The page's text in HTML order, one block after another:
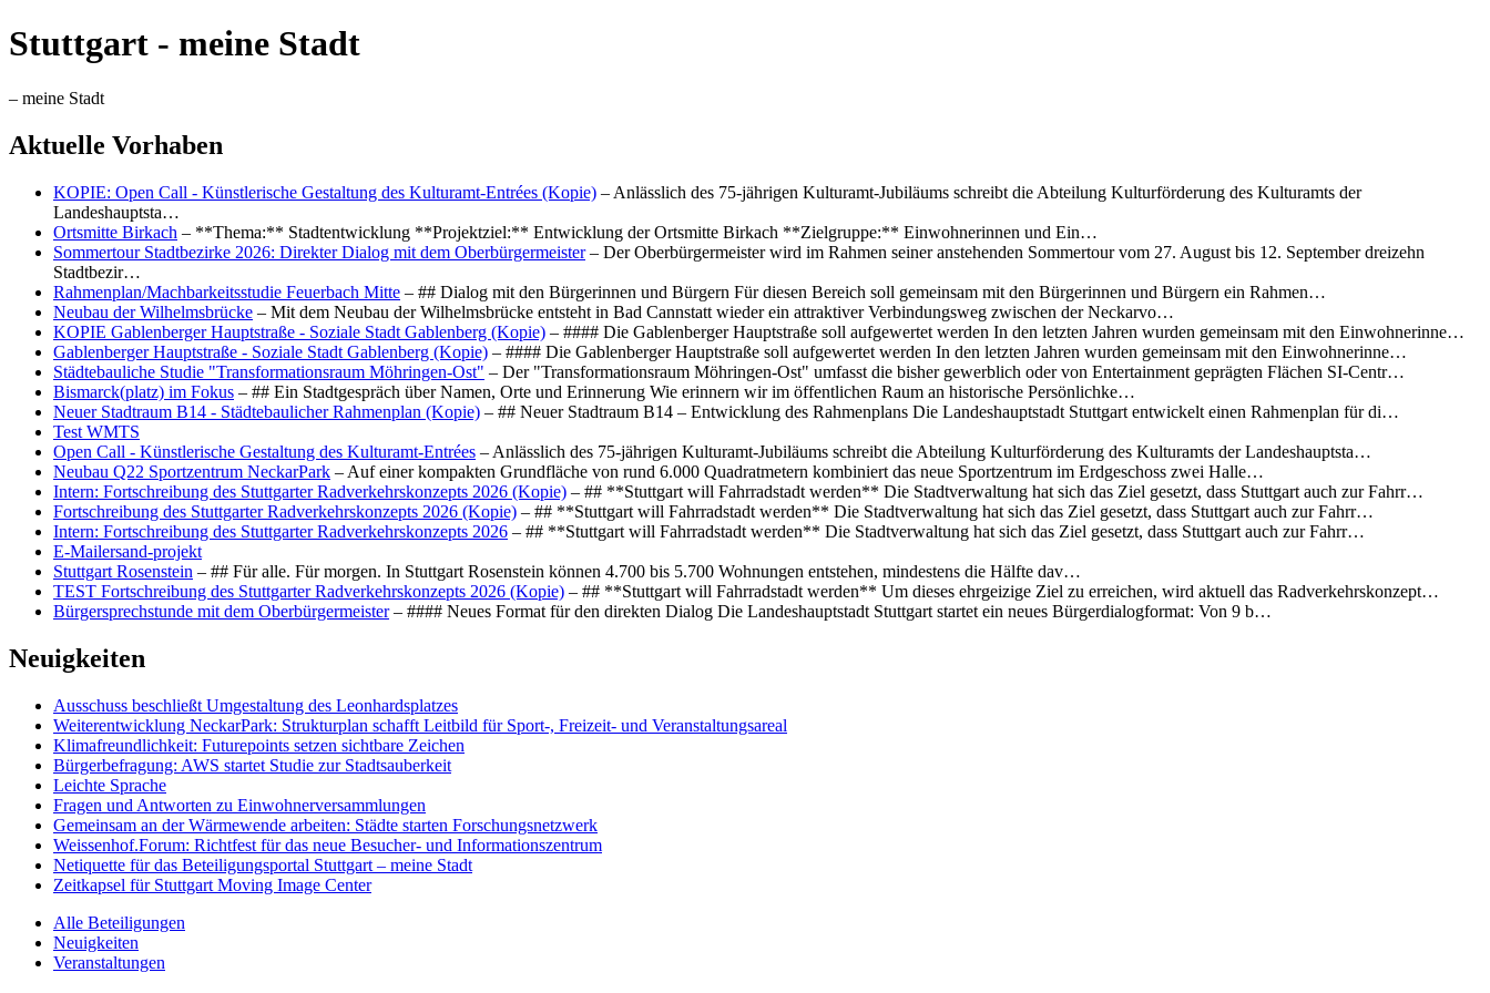
Stuttgart - meine Stadt
– meine Stadt
Aktuelle Vorhaben
KOPIE: Open Call - Künstlerische Gestaltung des Kulturamt-Entrées (Kopie) – Anlässlich des 75-jährigen Kulturamt-Jubiläums schreibt die Abteilung Kulturförderung des Kulturamts der
Landeshauptsta…
Ortsmitte Birkach – **Thema:** Stadtentwicklung **Projektziel:** Entwicklung der Ortsmitte Birkach **Zielgruppe:** Einwohnerinnen und Ein…
Sommertour Stadtbezirke 2026: Direkter Dialog mit dem Oberbürgermeister– Der Oberbürgermeister wird im Rahmen seiner anstehenden Sommertour vom 27. August bis 12. September dreizehn
Stadtbezir…
Rahmenplan/Machbarkeitsstudie Feuerbach Mitte – ## Dialog mit den Bürgerinnen und Bürgern Für diesen Bereich soll gemeinsam mit den Bürgerinnen und Bürgern ein Rahmen…
Neubau der Wilhelmsbrücke – Mit dem Neubau der Wilhelmsbrücke entsteht in Bad Cannstatt wieder ein attraktiver Verbindungsweg zwischen der Neckarvo…
KOPIE Gablenberger Hauptstraße - Soziale Stadt Gablenberg (Kopie) – #### Die Gablenberger Hauptstraße soll aufgewertet werden In den letzten Jahren wurden gemeinsam mit den Einwohnerinne…
Gablenberger Hauptstraße - Soziale Stadt Gablenberg (Kopie) – #### Die Gablenberger Hauptstraße soll aufgewertet werden In den letzten Jahren wurden gemeinsam mit den Einwohnerinne…
Städtebauliche Studie "Transformationsraum Möhringen-Ost" – Der "Transformationsraum Möhringen-Ost" umfasst die bisher gewerblich oder von Entertainment geprägten Flächen SI-Centr…
Bismarck(platz) im Fokus – ## Ein Stadtgespräch über Namen, Orte und Erinnerung Wie erinnern wir im öffentlichen Raum an historische Persönlichke…
Neuer Stadtraum B14 - Städtebaulicher Rahmenplan (Kopie) – ## Neuer Stadtraum B14 – Entwicklung des Rahmenplans Die Landeshauptstadt Stuttgart entwickelt einen Rahmenplan für di…
Test WMTS
Open Call - Künstlerische Gestaltung des Kulturamt-Entrées – Anlässlich des 75-jährigen Kulturamt-Jubiläums schreibt die Abteilung Kulturförderung des Kulturamts der Landeshauptsta…
Neubau Q22 Sportzentrum NeckarPark – Auf einer kompakten Grundfläche von rund 6.000 Quadratmetern kombiniert das neue Sportzentrum im Erdgeschoss zwei Halle…
Intern: Fortschreibung des Stuttgarter Radverkehrskonzepts 2026 (Kopie) – ## **Stuttgart will Fahrradstadt werden** Die Stadtverwaltung hat sich das Ziel gesetzt, dass Stuttgart auch zur Fahrr…
Fortschreibung des Stuttgarter Radverkehrskonzepts 2026 (Kopie) – ## **Stuttgart will Fahrradstadt werden** Die Stadtverwaltung hat sich das Ziel gesetzt, dass Stuttgart auch zur Fahrr…
Intern: Fortschreibung des Stuttgarter Radverkehrskonzepts 2026 – ## **Stuttgart will Fahrradstadt werden** Die Stadtverwaltung hat sich das Ziel gesetzt, dass Stuttgart auch zur Fahrr…
E-Mailersand-projekt
Stuttgart Rosenstein – ## Für alle. Für morgen. In Stuttgart Rosenstein können 4.700 bis 5.700 Wohnungen entstehen, mindestens die Hälfte dav…
TEST Fortschreibung des Stuttgarter Radverkehrskonzepts 2026 (Kopie) – ## **Stuttgart will Fahrradstadt werden** Um dieses ehrgeizige Ziel zu erreichen, wird aktuell das Radverkehrskonzept…
Bürgersprechstunde mit dem Oberbürgermeister– #### Neues Format für den direkten Dialog Die Landeshauptstadt Stuttgart startet ein neues Bürgerdialogformat: Von 9 b…
Neuigkeiten
Ausschuss beschließt Umgestaltung des Leonhards­platzes
Weiterentwicklung NeckarPark: Strukturplan schafft Leitbild für Sport-, Freizeit- und Veranstaltungsareal
Klimafreundlichkeit: Futurepoints setzen sichtbare Zeichen
Bürgerbefragung: AWS startet Studie zur Stadtsauberkeit
Leichte Sprache
Fragen und Antworten zu Einwohnerversammlungen
Gemeinsam an der Wärmewende arbeiten: Städte starten Forschungsnetzwerk
Weissenhof.Forum: Richtfest für das neue Besucher- und Informationszentrum
Netiquette für das Beteiligungsportal Stuttgart – meine Stadt
Zeitkapsel für Stuttgart Moving Image Center
Alle Beteiligungen
Neuigkeiten
Veranstaltungen